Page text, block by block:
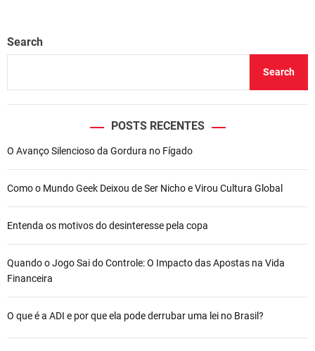
Search
Search
POSTS RECENTES
O Avanço Silencioso da Gordura no Fígado
Como o Mundo Geek Deixou de Ser Nicho e Virou Cultura Global
Entenda os motivos do desinteresse pela copa
Quando o Jogo Sai do Controle: O Impacto das Apostas na Vida
Financeira
O que é a ADI e por que ela pode derrubar uma lei no Brasil?